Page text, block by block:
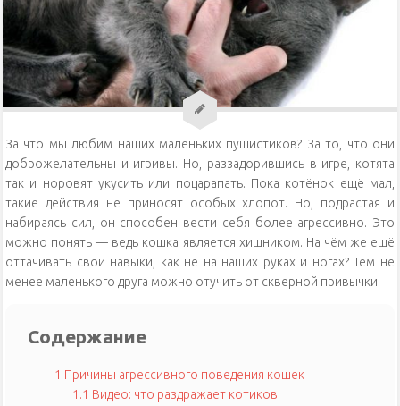
Уход за кошками
Уход за собаками
Физиология кошек
За что мы любим наших маленьких пушистиков? За то, что они
доброжелательны и игривы. Но, раззадорившись в игре, котята
так и норовят укусить или поцарапать. Пока котёнок ещё мал,
такие действия не приносят особых хлопот. Но, подрастая и
набираясь сил, он способен вести себя более агрессивно. Это
можно понять — ведь кошка является хищником. На чём же ещё
оттачивать свои навыки, как не на наших руках и ногах? Тем не
менее маленького друга можно отучить от скверной привычки.
Содержание
1 Причины агрессивного поведения кошек
1.1 Видео: что раздражает котиков